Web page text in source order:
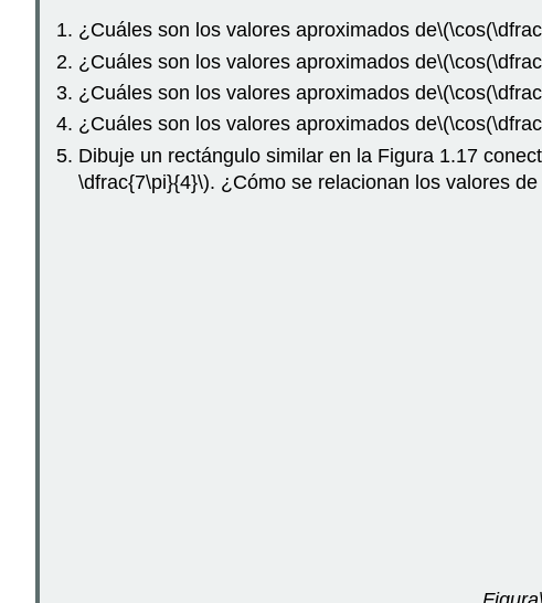
¿Cuáles son los valores aproximados de
¿Cuáles son los valores aproximados de
¿Cuáles son los valores aproximados de
¿Cuáles son los valores aproximados de
Dibuje un rectángulo similar en la Figura 1.17
\dfrac{7\pi}{4}\). ¿Cómo se relacionan los valores